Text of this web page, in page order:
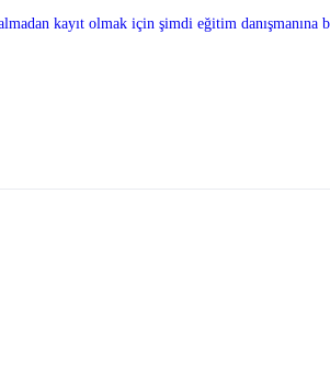
kayıt olmak için şimdi eğitim danışmanına